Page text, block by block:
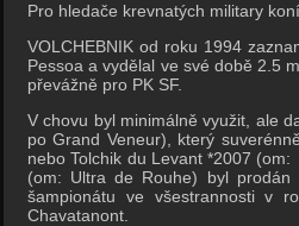
Pro hledače krevnatých military
VOLCHEBNIK od roku 1994
Pessoa a vydělal ve své době 2.5
převážně pro PK SF.
V chovu byl minimálně využit, ale
po Grand Veneur), který
nebo Tolchik du Levant *2007
(om: Ultra de Rouhe) byl
šampionátu ve všestrannosti v
Chavatanont.